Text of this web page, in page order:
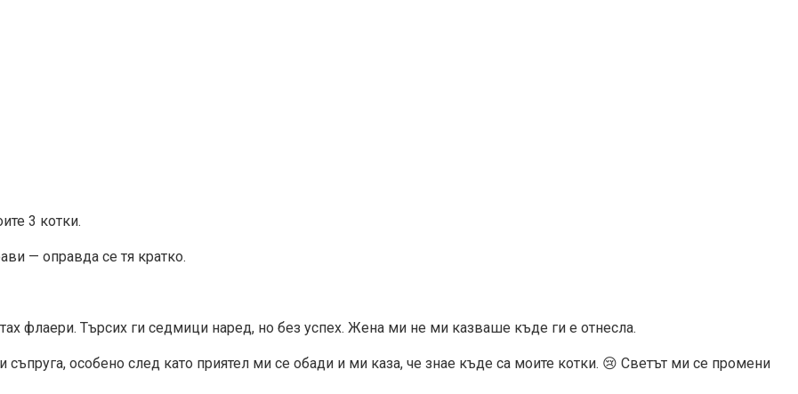
3 котки.
— оправда се тя кратко.
флаери. Търсих ги седмици наред, но без успех. Жена ми не ми казваше къде ги е отнесла.
съпруга, особено след като приятел ми се обади и ми каза, че знае къде са моите котки. 😢 Светът ми се промени